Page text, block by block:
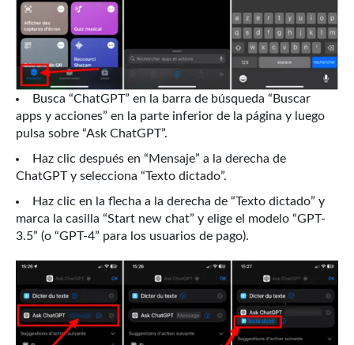
Busca “ChatGPT” en la barra de búsqueda “Buscar
apps y acciones” en la parte inferior de la página y luego
pulsa sobre “Ask ChatGPT”.
Haz clic después en “Mensaje” a la derecha de
ChatGPT y selecciona “Texto dictado”.
Haz clic en la flecha a la derecha de “Texto dictado” y
marca la casilla “Start new chat” y elige el modelo “GPT-
3.5” (o “GPT-4” para los usuarios de pago).